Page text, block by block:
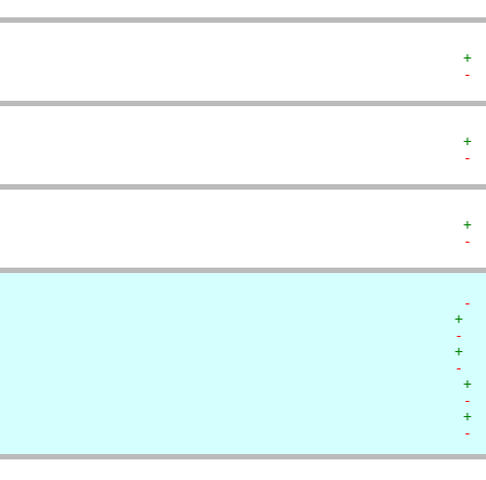
+
-
+
-
+
-
-
+
-
+
-
+
-
+
-